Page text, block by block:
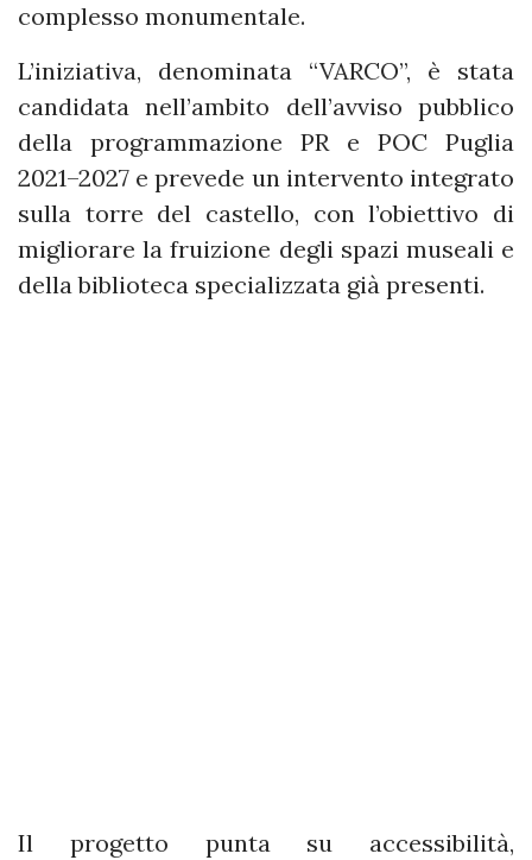
complesso monumentale.
L’iniziativa, denominata “VARCO”, è stata
candidata nell’ambito dell’avviso pubblico
della programmazione PR e POC Puglia
2021–2027 e prevede un intervento integrato
sulla torre del castello, con l’obiettivo di
migliorare la fruizione degli spazi museali e
della biblioteca specializzata già presenti.
Il progetto punta su accessibilità,